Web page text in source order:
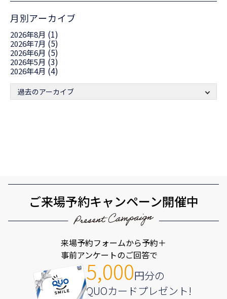
月別アーカイブ
2026年8月 (1)
2026年7月 (5)
2026年6月 (5)
2026年5月 (3)
2026年4月 (4)
過去のアーカイブ
ご来場予約キャンペーン開催中
5,000円分の
QUOカードプレゼント!
来場予約フォームから予約＋
事前アンケートのご回答で